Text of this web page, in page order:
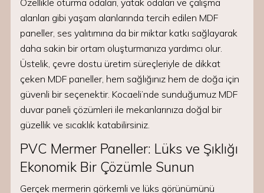
Özellikle oturma odaları, yatak odaları ve çalışma
alanları gibi yaşam alanlarında tercih edilen MDF
paneller, ses yalıtımına da bir miktar katkı sağlayarak
daha sakin bir ortam oluşturmanıza yardımcı olur.
Üstelik, çevre dostu üretim süreçleriyle de dikkat
çeken MDF paneller, hem sağlığınız hem de doğa için
güvenli bir seçenektir. Kocaeli’nde sunduğumuz MDF
duvar paneli çözümleri ile mekanlarınıza doğal bir
güzellik ve sıcaklık katabilirsiniz.
PVC Mermer Paneller: Lüks ve Şıklığı
Ekonomik Bir Çözümle Sunun
Gerçek mermerin görkemli ve lüks görünümünü